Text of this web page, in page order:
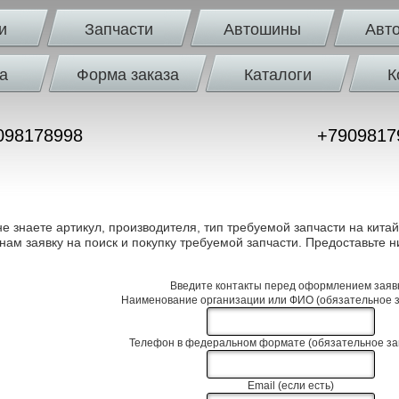
Запчасти Автошины
Форма заказа Каталоги
знаете артикул, производителя, тип требуемой запчасти на
заявку на поиск и покупку требуемой запчасти. Предоставьте
Введите контакты перед оформлением
Наименование организации или ФИО (обязательное
Телефон в федеральном формате (обязательное
Email (если есть)